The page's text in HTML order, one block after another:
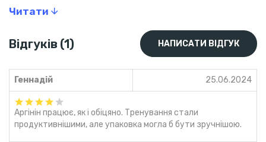
кровообігу ви можете тренуватися довше і з більшою
Відновлення після тренувань
краще відновлювати м'язи, що дозволяє вам швидко
Чому варто обрати Now Foods L-
Arginine?
Це потужна підтримка для кожного, хто шукає природний
Читати
Відгуків (1) НАПИСАТИ ВІДГУК
Геннадій 25.06.2024
Аргінін працює, як і обіцяно. Тренування стали
продуктивнішими, але упаковка могла б бути зручнішою.